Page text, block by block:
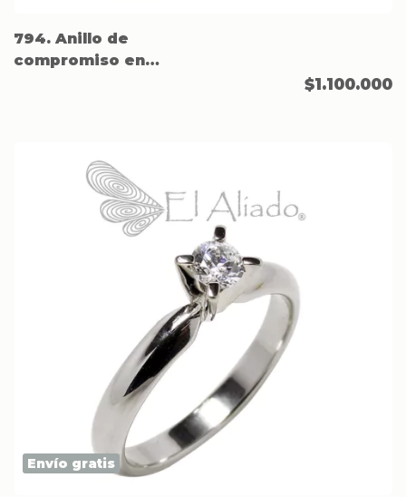
794. Anillo de
compromiso en
$1.100.000
Envío gratis